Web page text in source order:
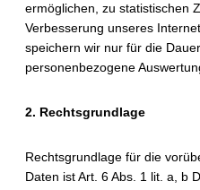
ermöglichen, zu statistischen
Verbesserung unseres
speichern wir nur für die
personenbezogene
2. Rechtsgrundlage
Rechtsgrundlage für die
Daten ist Art. 6 Abs. 1 lit. a, b